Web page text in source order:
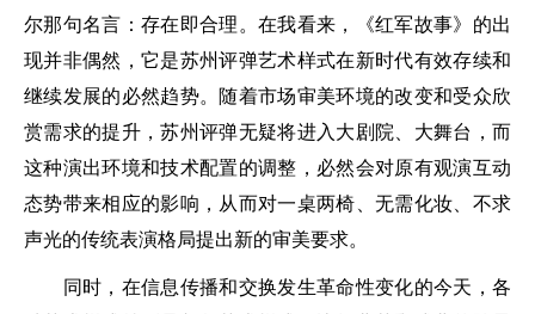
尔那句名言：存在即合理。在我看来，《红军故事》的出
现并非偶然，它是苏州评弹艺术样式在新时代有效存续和
继续发展的必然趋势。随着市场审美环境的改变和受众欣
赏需求的提升，苏州评弹无疑将进入大剧院、大舞台，而
这种演出环境和技术配置的调整，必然会对原有观演互动
态势带来相应的影响，从而对一桌两椅、无需化妆、不求
声光的传统表演格局提出新的审美要求。
同时，在信息传播和交换发生革命性变化的今天，各